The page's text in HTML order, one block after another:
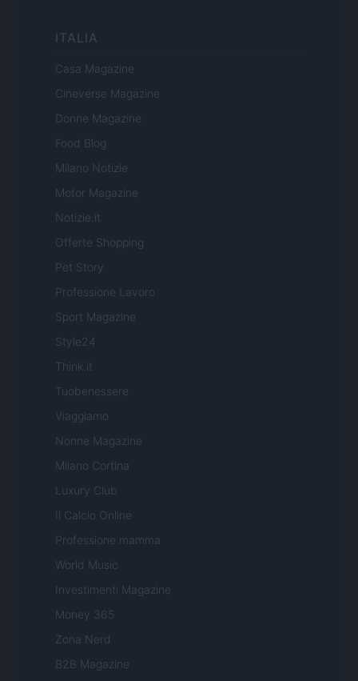
ITALIA
Casa Magazine
Cineverse Magazine
Donne Magazine
Food Blog
Milano Notizie
Motor Magazine
Notizie.it
Offerte Shopping
Pet Story
Professione Lavoro
Sport Magazine
Style24
Think.it
Tuobenessere
Viaggiamo
Nonne Magazine
Milano Cortina
Luxury Club
Il Calcio Online
Professione mamma
World Music
Investimenti Magazine
Money 365
Zona Nerd
B2B Magazine